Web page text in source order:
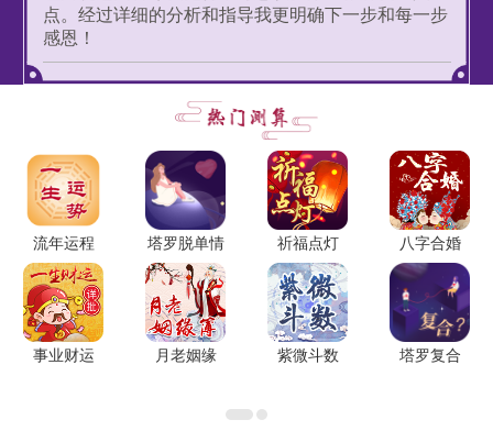
点。经过详细的分析和指导我更明确下一步和每一步
感恩！
李*女士
内容很丰富，对未来的预测和建议也是比较具体的。
简*先生
真的很准，钱没有白花，一开始的时候确实很犹豫，
结果真的是很准，真的很棒！
谢*女士
最近感情比较反复，根据建议的方法调整了一下，很
多事都变得顺利了。
流年运程 塔罗脱单情 祈福点灯 八字合婚
事业财运 月老姻缘 紫微斗数 塔罗复合